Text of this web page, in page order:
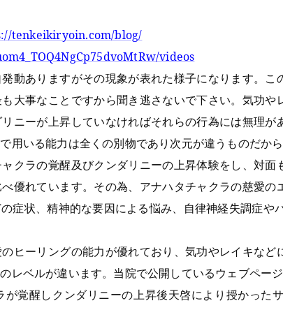
tenkeikiryoin.com/blog/
videos
動ありますがその現象が表れた様子になります。
大事なことですから聞き逃さないで下さい。気功
ニーが上昇していなければそれらの行為には無理
いる能力は全くの別物であり次元が違うものだから
クラの覚醒及びクンダリニーの上昇体験をし、対
優れています。その為、アナハタチャクラの慈愛
症状、精神的な要因による悩み、自律神経失調症
ヒーリングの能力が優れており、気功やレイキな
レベルが違います。当院で公開しているウェブペー
覚醒しクンダリニーの上昇後天啓により授かった